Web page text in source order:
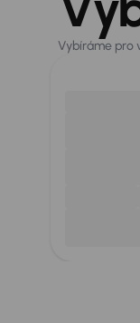
Vybíráme pro